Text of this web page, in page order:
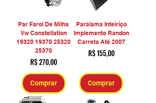
Par Farol De Milha
Vw Constellation
19320 19370 25320
25370
Preço
R$ 270,00
Comprar
Paralama Inteiriço
Implemento Randon
Carreta Até 2007
Preço
R$ 155,00
Comprar